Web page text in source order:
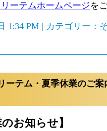
リーテムホームページを
1:34 PM | カテゴリー：
ーテム・夏季休業のご
のお知らせ】